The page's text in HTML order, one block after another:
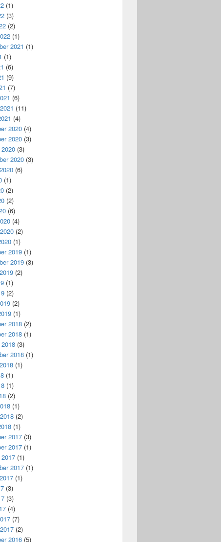
(1)
(3)
(2)
(1)
2021 (1)
(1)
(6)
(9)
(7)
(6)
(11)
(4)
2020 (4)
2020 (3)
(3)
2020 (3)
(6)
(1)
(2)
(2)
(6)
(4)
(2)
(1)
2019 (1)
2019 (3)
(2)
(1)
(2)
(2)
(1)
2018 (2)
2018 (1)
(3)
2018 (1)
(1)
(1)
(1)
(2)
(1)
(2)
(1)
2017 (3)
2017 (1)
(1)
2017 (1)
(1)
(3)
(3)
(4)
(7)
(2)
2016 (5)